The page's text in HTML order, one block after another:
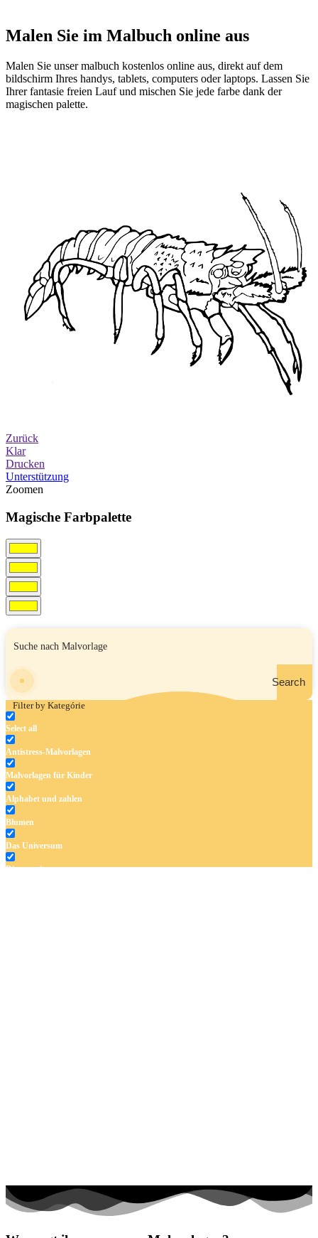
Malen Sie im Malbuch online aus
Malen Sie unser malbuch kostenlos online aus, direkt auf dem
bildschirm Ihres handys, tablets, computers oder laptops. Lassen Sie
Ihrer fantasie freien Lauf und mischen Sie jede farbe dank der
magischen palette.
Zurück
Klar
Drucken
Unterstützung
Zoomen
Magische Farbpalette
Search
Filter by Kategórie
Select all
Antistress-Malvorlagen
Malvorlagen für Kinder
Alphabet und zahlen
Blumen
Das Universum
Dinosaurier
Valentinstag und Liebe